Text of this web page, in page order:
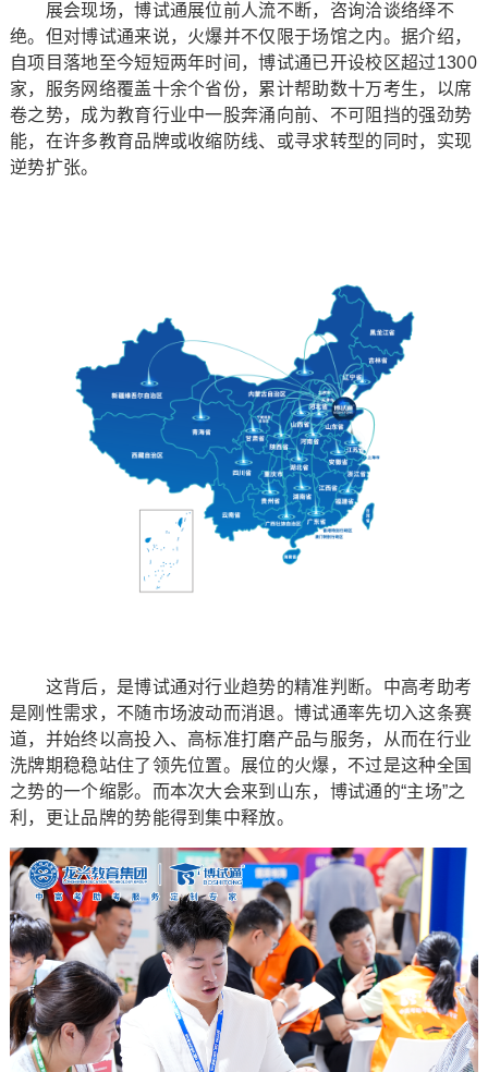
展会现场，博试通展位前人流不断，咨询洽谈络绎不
绝。但对博试通来说，火爆并不仅限于场馆之内。据介绍，
自项目落地至今短短两年时间，博试通已开设校区超过1300
家，服务网络覆盖十余个省份，累计帮助数十万考生，以席
卷之势，成为教育行业中一股奔涌向前、不可阻挡的强劲势
能，在许多教育品牌或收缩防线、或寻求转型的同时，实现
逆势扩张。
这背后，是博试通对行业趋势的精准判断。中高考助考
是刚性需求，不随市场波动而消退。博试通率先切入这条赛
道，并始终以高投入、高标准打磨产品与服务，从而在行业
洗牌期稳稳站住了领先位置。展位的火爆，不过是这种全国
之势的一个缩影。而本次大会来到山东，博试通的“主场”之
利，更让品牌的势能得到集中释放。